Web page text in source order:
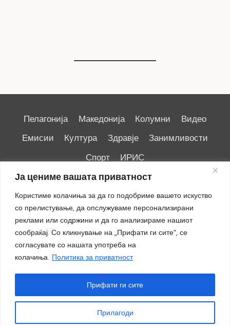
Ја цениме вашата приватност
Користиме колачиња за да го подобриме вашето искуство
со прелистување, да опслужуваме персонализирани
реклами или содржини и да го анализираме нашиот
сообраќај. Со кликнување на „Прифати ги сите“, се
согласувате со нашата употреба на
колачиња. Политика за приватност
Прилагоди
Прифати ги сите
Пелагонија Македонија Колумни
Видео
Емисии
Култура Здравје
Занимливости
Спорт
ИРИС
Импресум|Маркетинг